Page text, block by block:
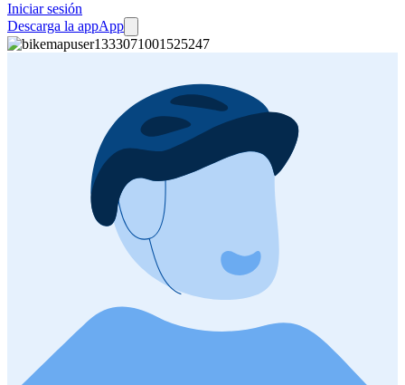
Iniciar sesión
Descarga la appApp